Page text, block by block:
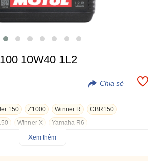
10W40 1L2
150 Z1000 Winner R
CBR150
Winner X Yamaha R6
Xem thêm